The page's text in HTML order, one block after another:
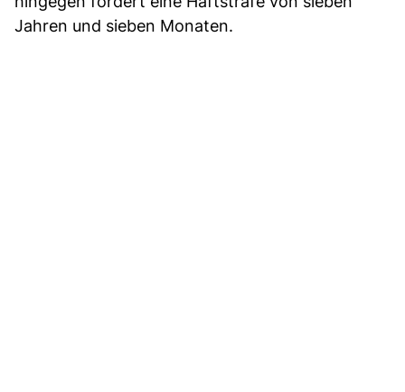
Jahren und sieben Monaten.